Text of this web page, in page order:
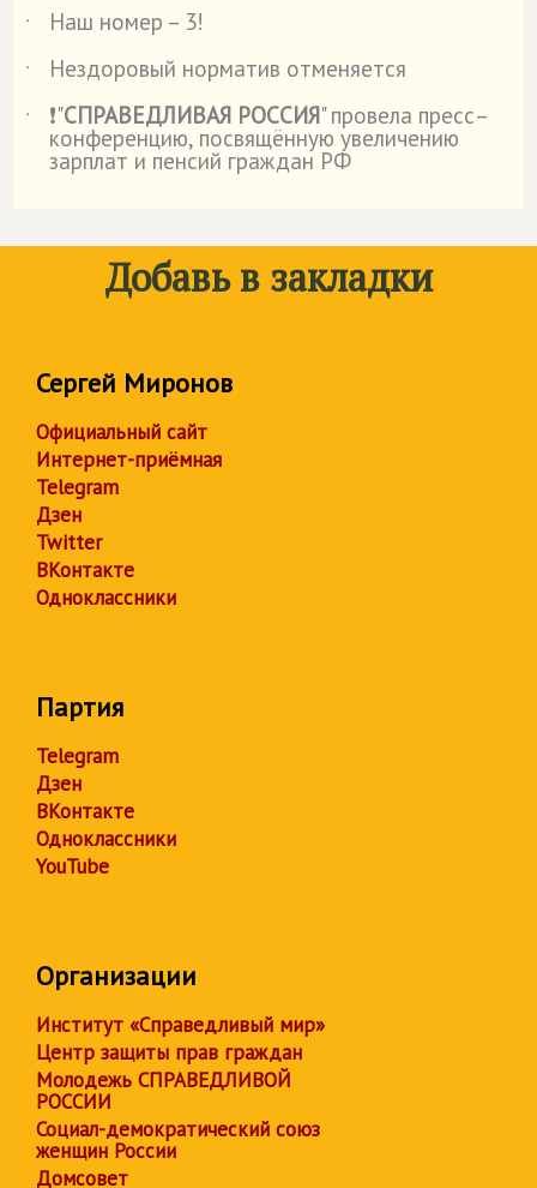
˙
Наш номер – 3!
˙
Нездоровый норматив отменяется
˙
❗"СПРАВЕДЛИВАЯ РОССИЯ" провела пресс–
конференцию, посвящённую увеличению
зарплат и пенсий граждан РФ
Добавь в закладки
Сергей Миронов
Официальный сайт
Интернет-приёмная
Telegram
Дзен
Twitter
ВКонтакте
Одноклассники
Партия
Telegram
Дзен
ВКонтакте
Одноклассники
YouTube
Организации
Институт «Справедливый мир»
Центр защиты прав граждан
Молодежь СПРАВЕДЛИВОЙ
РОССИИ
Социал-демократический союз
женщин России
Домсовет